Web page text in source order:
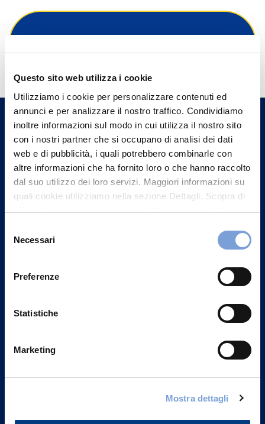
Questo sito web utilizza i cookie
Utilizziamo i cookie per personalizzare contenuti ed
annunci e per analizzare il nostro traffico. Condividiamo
inoltre informazioni sul modo in cui utilizza il nostro sito
con i nostri partner che si occupano di analisi dei dati
web e di pubblicità, i quali potrebbero combinarle con
altre informazioni che ha fornito loro o che hanno raccolto
dal suo utilizzo dei loro servizi. Maggiori informazioni su
quali cookie utilizziamo nella sezione Dettagli. Scopra di
più su chi siamo, come può contattarci e come trattiamo i
può trovare nel footer del sito nella sezione "Informativa
delNecessari
Preferenze
Statistiche
Marketing
Mostra dettagli
Hai bisogno di
informazioni?
Trova l'Agenzia più vicina a te e parla con
un nostro Agente.
Contattaci
20149 Milano